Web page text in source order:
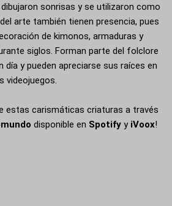
sonrisas y se utilizaron como
arte también tienen presencia, pues
de kimonos, armaduras y
siglos. Forman parte del folclore
día y pueden apreciarse sus raíces en
videojuegos.
estas carismáticas criaturas a través
disponible en Spotify y iVoox!